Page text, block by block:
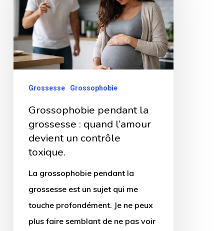
grossesse
:
quand
l’amour
contrôle
toxique.
Grossesse Grossophobie
Grossophobie pendant la
grossesse : quand l’amour
devient un contrôle
toxique.
La grossophobie pendant la
grossesse est un sujet qui me
touche profondément. Je ne peux
plus faire semblant de ne pas voir